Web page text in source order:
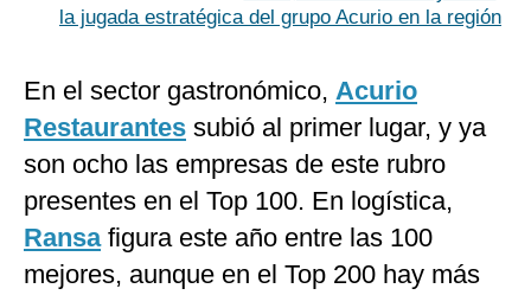
la jugada estratégica del grupo Acurio en la región
En el sector gastronómico, Acurio
Restaurantes subió al primer lugar, y ya
son ocho las empresas de este rubro
presentes en el Top 100. En logística,
Ransafigura este año entre las 100
mejores, aunque en el Top 200 hay más